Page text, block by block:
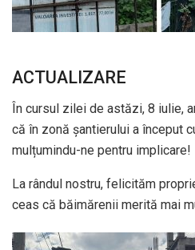
ACTUALIZARE
În cursul zilei de astăzi, 8 iulie,
că în zonă șantierului a început
mulțumindu-ne pentru implicare!
La rândul nostru, felicităm
ceas că băimărenii merită mai